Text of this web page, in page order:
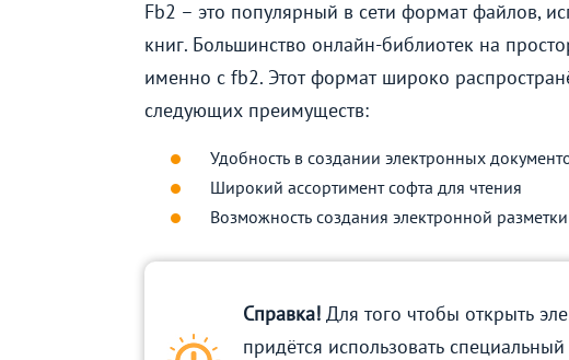
Fb2 – это популярный в сети формат файлов,
книг. Большинство онлайн-библиотек на
именно с fb2. Этот формат широко
следующих преимуществ:
Удобность в создании электронных
Широкий ассортимент софта для чтения
Возможность создания электронной
Справка! Для того чтобы открыть
придётся использовать